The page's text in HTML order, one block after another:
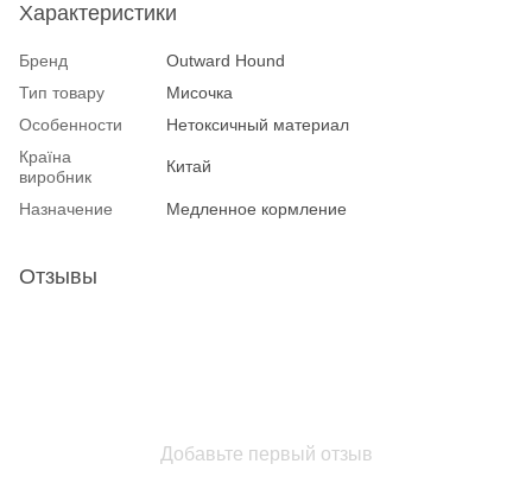
Характеристики
Бренд
Outward Hound
Тип товару
Мисочка
Особенности
Нетоксичный материал
Країна
виробник
Китай
Назначение Медленное кормление
Отзывы
Добавьте первый отзыв